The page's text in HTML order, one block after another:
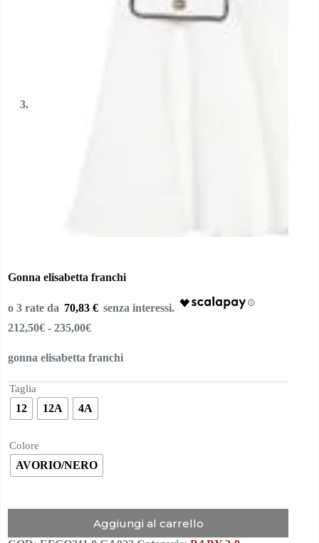
Gonna elisabetta franchi
70,83 €
212,50€ - 235,00€Fascia
prezzo:
da
gonna elisabetta franchi
Taglia
12 12A 4A
Colore
AVORIO/NERO
Aggiungi al carrello